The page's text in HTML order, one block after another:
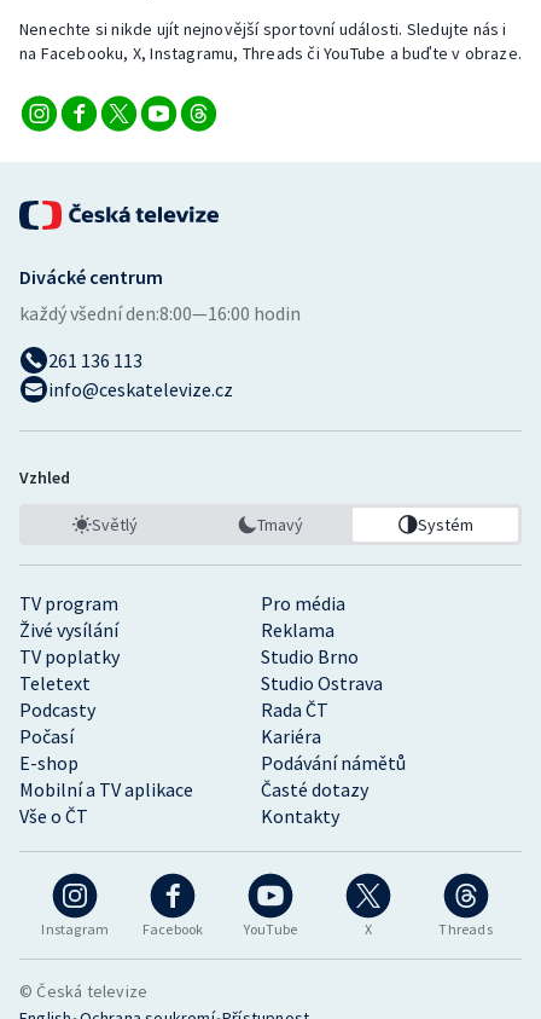
Nenechte si nikde ujít nejnovější sportovní události. Sledujte nás i
na Facebooku, X, Instagramu, Threads či YouTube a buďte v obraze.
Instagram Facebook YouTube X Threads
TV program
Pro média
Živé vysílání
Reklama
TV poplatky
Studio Brno
Teletext
Studio Ostrava
Podcasty
Rada ČT
Počasí
Kariéra
E-shop
Podávání námětů
Mobilní a TV aplikace
Časté dotazy
Vše o ČT
Kontakty
Divácké centrum
každý všední den:8:00—16:00 hodin
261 136 113
info@ceskatelevize.cz
Vzhled
Světlý Tmavý Systém
© Česká televize